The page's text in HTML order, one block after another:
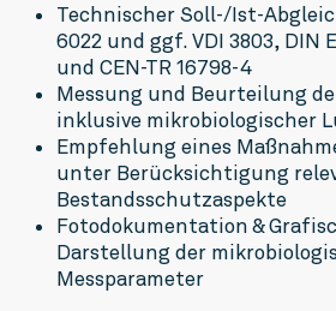
Technischer Soll-/Ist-
6022 und ggf. VDI 3803, DIN
und CEN-TR 16798-4
Messung und Beurteilung
inklusive mikrobiologischer
Empfehlung eines
unter Berücksichtigung
Bestandsschutzaspekte
Fotodokumentation &
Darstellung der
Messparameter